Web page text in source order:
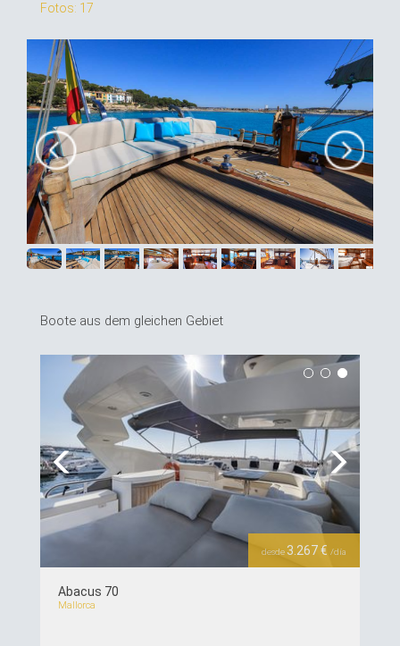
Fotos: 17
Boote aus dem gleichen Gebiet
Previous Next
desde 3.267 € /día
Abacus 70
Mallorca